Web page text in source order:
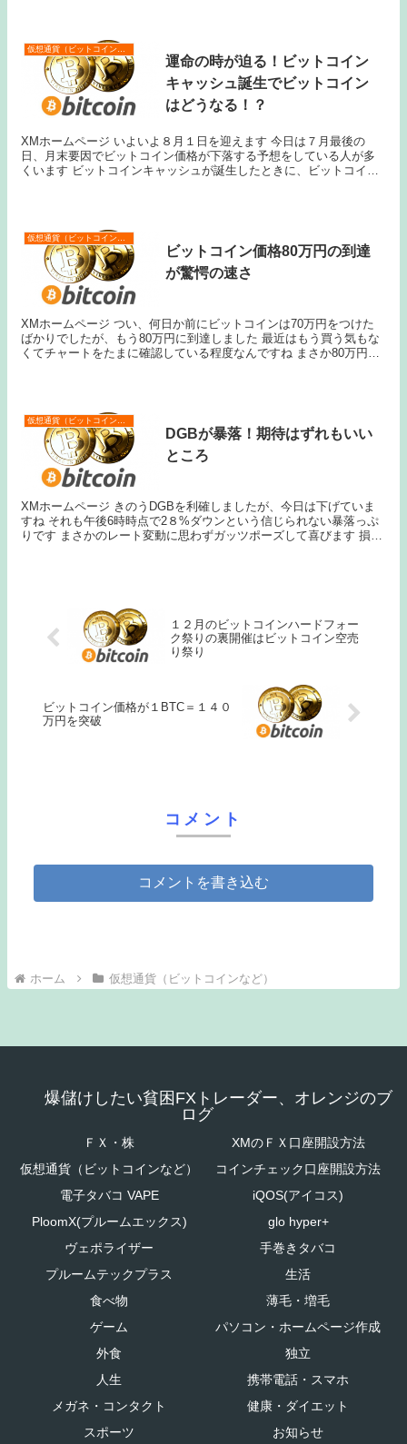
仮想通貨（ビットコインなど）
運命の時が迫る！ビットコイン
キャッシュ誕生でビットコイン
はどうなる！？
XMホームページ いよいよ８月１日を迎えます 今日は７月最後の
日、月末要因でビットコイン価格が下落する予想をしている人が多
くいます ビットコインキャッシュが誕生したときに、ビットコイン
仮想通貨（ビットコインなど）
ビットコイン価格80万円の到達
が驚愕の速さ
XMホームページ つい、何日か前にビットコインは70万円をつけた
ばかりでしたが、もう80万円に到達しました 最近はもう買う気もな
くてチャートをたまに確認している程度なんですね まさか80万円台
仮想通貨（ビットコインなど）
DGBが暴落！期待はずれもいい
ところ
XMホームページ きのうDGBを利確しましたが、今日は下げていま
すね それも午後6時時点で2８%ダウンという信じられない暴落っぷ
りです まさかのレート変動に思わずガッツポーズして喜びます 損し
１２月のビットコインハードフォー
ク祭りの裏開催はビットコイン空売
り祭り
ビットコイン価格が１BTC＝１４０
万円を突破
コメント
コメントを書き込む
ホーム 仮想通貨（ビットコインなど）
爆儲けしたい貧困FXトレーダー、オレンジのブ
ログ
ＦＸ・株
XMのＦＸ口座開設方法
仮想通貨（ビットコインなど）
コインチェック口座開設方法
電子タバコ VAPE
iQOS(アイコス)
PloomX(プルームエックス)
glo hyper+
ヴェポライザー
手巻きタバコ
プルームテックプラス
生活
食べ物
薄毛・増毛
ゲーム
パソコン・ホームページ作成
外食
独立
人生
携帯電話・スマホ
メガネ・コンタクト
健康・ダイエット
スポーツ
お知らせ